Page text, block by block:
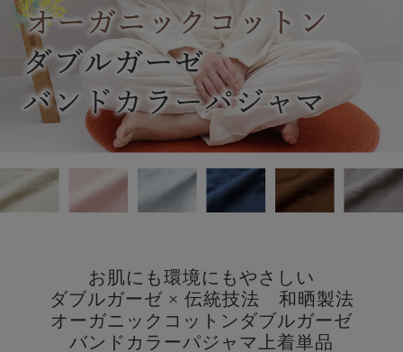
お肌にも環境にもやさしい
ダブルガーゼ × 伝統技法 和晒製法
オーガニックコットンダブルガーゼ
バンドカラーパジャマ上着単品